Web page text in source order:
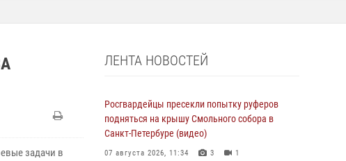
задачи в
ЛЕНТА НОВОСТЕЙ
Росгвардейцы пресекли попытку руферов
подняться на крышу Смольного собора в
Санкт-Петербуре (видео)
07 августа 2026, 11:34 3 1